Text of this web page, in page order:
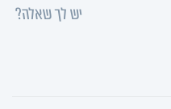
יש לך שאלה?